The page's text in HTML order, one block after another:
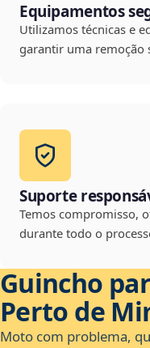
Equipamentos
Utilizamos técnicas e
garantir uma remoção
Suporte
Temos compromisso,
durante todo o
Guincho
Perto de
Moto com problema,